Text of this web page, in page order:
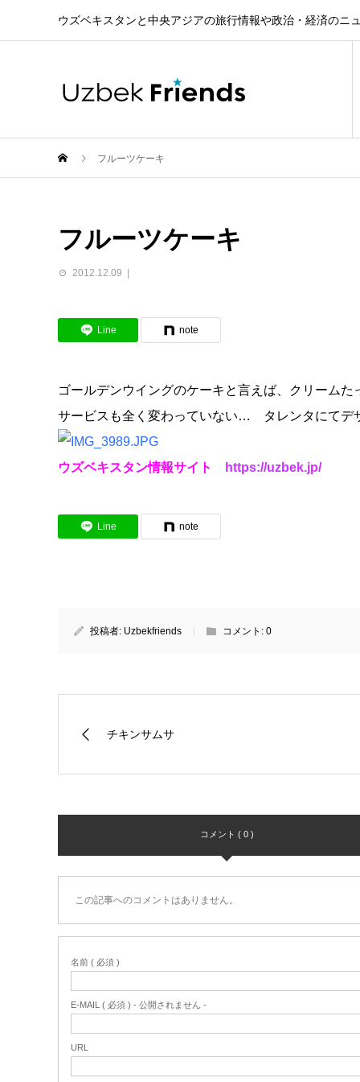
ウズベキスタンと中央アジアの旅行情報や政治・経済のニ
フルーツケーキ
フルーツケーキ
2012.12.09
Line note
ゴールデンウイングのケーキと言えば、クリーム
サービスも全く変わっていない… タレンタにてデ
ウズベキスタン情報サイト https://uzbek.jp/
Line note
投稿者: Uzbekfriends コメント: 0
チキンサムサ
コメント ( 0 )
この記事へのコメントはありません。
名前 ( 必須 )
E-MAIL ( 必須 ) - 公開されません -
URL